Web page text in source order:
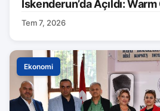
İskenderun’da Açıldı:
Markası Tanıtıldı
Tem 7, 2026
Ekonomi